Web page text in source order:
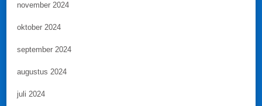
november 2024
oktober 2024
september 2024
augustus 2024
juli 2024